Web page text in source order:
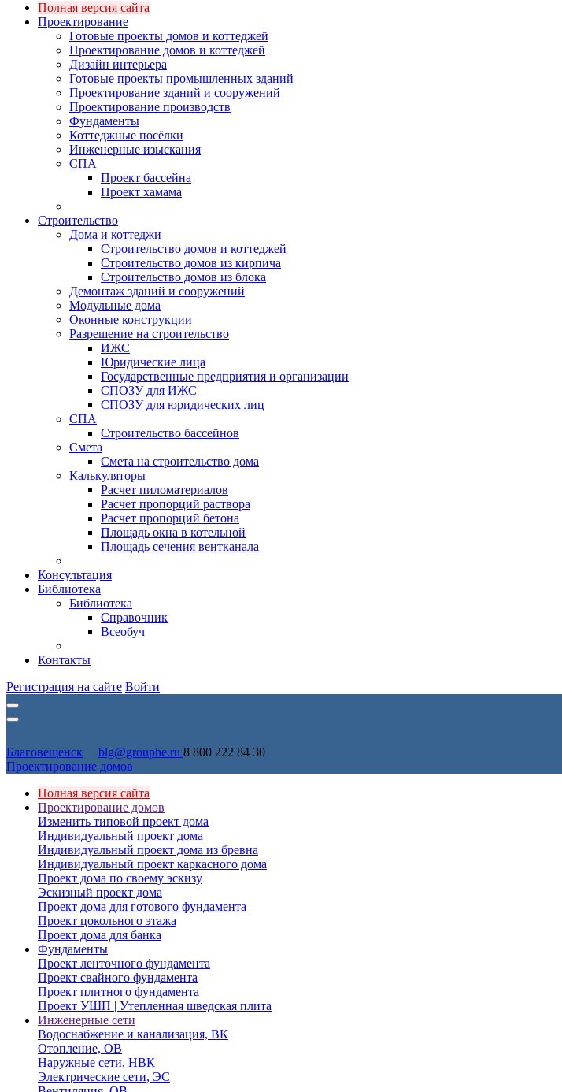
Полная версия сайта
Проектирование
Готовые проекты домов и коттеджей
Проектирование домов и коттеджей
Дизайн интерьера
Готовые проекты промышленных зданий
Проектирование зданий и сооружений
Проектирование производств
Фундаменты
Коттеджные посёлки
Инженерные изыскания
СПА
Проект бассейна
Проект хамама
Строительство
Дома и коттеджи
Строительство домов и коттеджей
Строительство домов из кирпича
Строительство домов из блока
Демонтаж зданий и сооружений
Модульные дома
Оконные конструкции
Разрешение на строительство
ИЖС
Юридические лица
Государственные предприятия и организации
СПОЗУ для ИЖС
СПОЗУ для юридических лиц
СПА
Строительство бассейнов
Смета
Смета на строительство дома
Калькуляторы
Расчет пиломатериалов
Расчет пропорций раствора
Расчет пропорций бетона
Площадь окна в котельной
Площадь сечения вентканала
Консультация
Библиотека
Библиотека
Справочник
Всеобуч
Контакты
Регистрация на сайте Войти
Благовещенск blg@grouphe.ru 8 800 222 84 30
Проектирование домов
Полная версия сайта
Проектирование домов
Изменить типовой проект дома
Индивидуальный проект дома
Индивидуальный проект дома из бревна
Индивидуальный проект каркасного дома
Проект дома по своему эскизу
Эскизный проект дома
Проект дома для готового фундамента
Проект цокольного этажа
Проект дома для банка
Фундаменты
Проект ленточного фундамента
Проект свайного фундамента
Проект плитного фундамента
Проект УШП | Утепленная шведская плита
Инженерные сети
Водоснабжение и канализация, ВК
Отопление, ОВ
Наружные сети, НВК
Электрические сети, ЭС